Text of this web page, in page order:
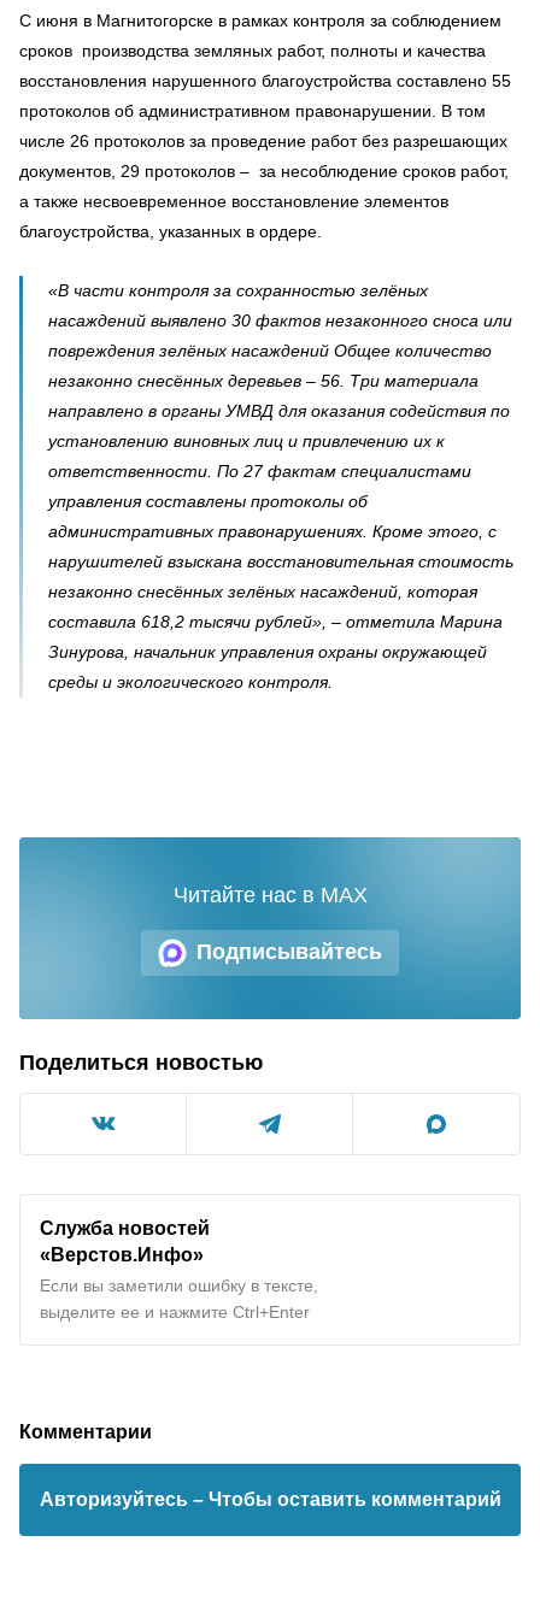
С июня в Магнитогорске в рамках контроля за соблюдением
сроков производства земляных работ, полноты и качества
восстановления нарушенного благоустройства составлено 55
протоколов об административном правонарушении. В том
числе 26 протоколов за проведение работ без разрешающих
документов, 29 протоколов – за несоблюдение сроков работ,
а также несвоевременное восстановление элементов
благоустройства, указанных в ордере.
«В части контроля за сохранностью зелёных
насаждений выявлено 30 фактов незаконного сноса или
повреждения зелёных насаждений Общее количество
незаконно снесённых деревьев – 56. Три материала
направлено в органы УМВД для оказания содействия по
установлению виновных лиц и привлечению их к
ответственности. По 27 фактам специалистами
управления составлены протоколы об
административных правонарушениях. Кроме этого, с
нарушителей взыскана восстановительная стоимость
незаконно снесённых зелёных насаждений, которая
составила 618,2 тысячи рублей», – отметила Марина
Зинурова, начальник управления охраны окружающей
среды и экологического контроля.
Подписывайтесь
Читайте нас в MAX
Поделиться новостью
Служба новостей
«Верстов.Инфо»
Если вы заметили ошибку в тексте,
выделите ее и нажмите Ctrl+Enter
Комментарии
Авторизуйтесь – Чтобы оставить комментарий